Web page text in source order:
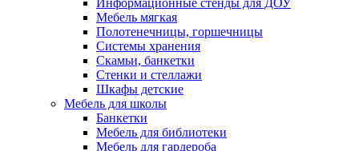
Информационные стенды для ДОУ
Мебель мягкая
Полотенечницы, горшечницы
Системы хранения
Скамьи, банкетки
Стенки и стеллажи
Шкафы детские
Мебель для школы
Банкетки
Мебель для библиотеки
Мебель для гардероба